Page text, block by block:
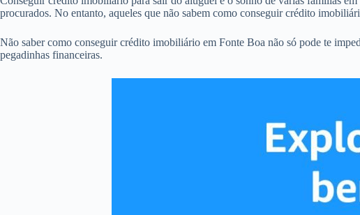
procurados. No entanto, aqueles que não sabem como conseguir crédito
Não saber como conseguir crédito imobiliário em Fonte Boa não só pode te
pegadinhas financeiras.